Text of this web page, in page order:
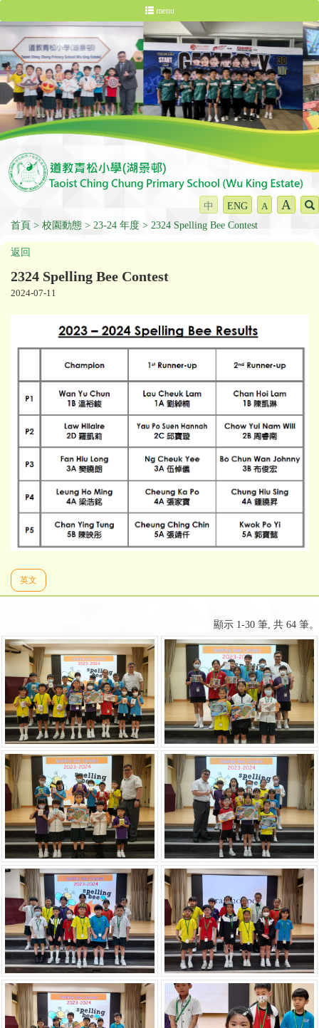
menu
中 ENG A A
首頁 校園動態 23-24 年度 2324 Spelling Bee Contest
返回
2324 Spelling Bee Contest
2024-07-11
英文
顯示 1-30 筆, 共 64 筆。